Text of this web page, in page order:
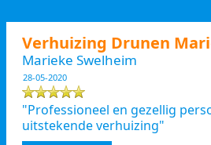
Verhuizing Drunen
Marieke Swelheim
28-05-2020
"Professioneel en gezellig
uitstekende verhuizing"